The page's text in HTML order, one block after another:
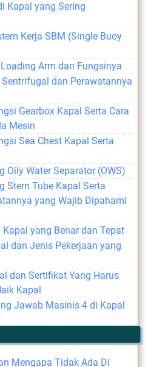
Kapal yang Sering
Kerja SBM (Single Buoy
Arm dan Fungsinya
dan Perawatannya
Gearbox Kapal Serta Cara
Mesin
Sea Chest Kapal Serta
Oily Water Separator (OWS)
Stern Tube Kapal Serta
yang Wajib Dipahami
Kapal yang Benar dan Tepat
dan Jenis Pekerjaan yang
dan Sertifikat Yang Harus
Kapal
Jawab Masinis 4 di Kapal
Mengapa Tidak Ada Di